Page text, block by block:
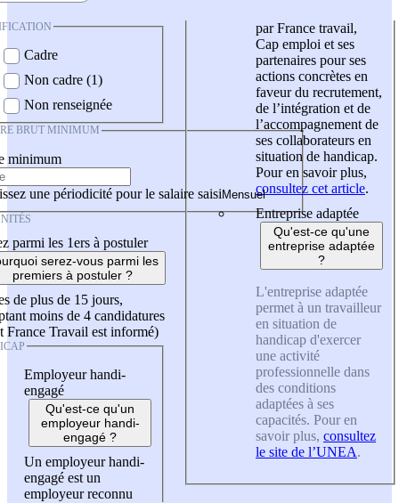
Cadre
Non cadre (1)
Non renseignée
BRUT MINIMUM
minimum
une périodicité pour le salaire saisi
parmi les 1ers à postuler
serez-vous parmi les
premiers à postuler ?
de plus de 15 jours,
moins de 4 candidatures
France Travail est informé)
Employeur handi-
engagé
Qu'est-ce qu'un
employeur handi-
engagé ?
Un employeur handi-
engagé est un
employeur reconnu
par France travail,
Cap emploi et ses
partenaires pour ses
actions concrètes en
faveur du recrutement,
de l’intégration et de
l’accompagnement de
ses collaborateurs en
situation de handicap.
Pour en savoir plus,
consultez cet article.
Entreprise adaptée
Qu'est-ce qu'une
entreprise adaptée
?
L'entreprise adaptée
permet à un travailleur
en situation de
handicap d'exercer
une activité
professionnelle dans
des conditions
adaptées à ses
capacités. Pour en
savoir plus, consultez
le site de l’UNEA.